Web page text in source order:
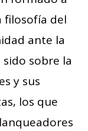
filosofía del
ante la
sobre la
y sus
los que